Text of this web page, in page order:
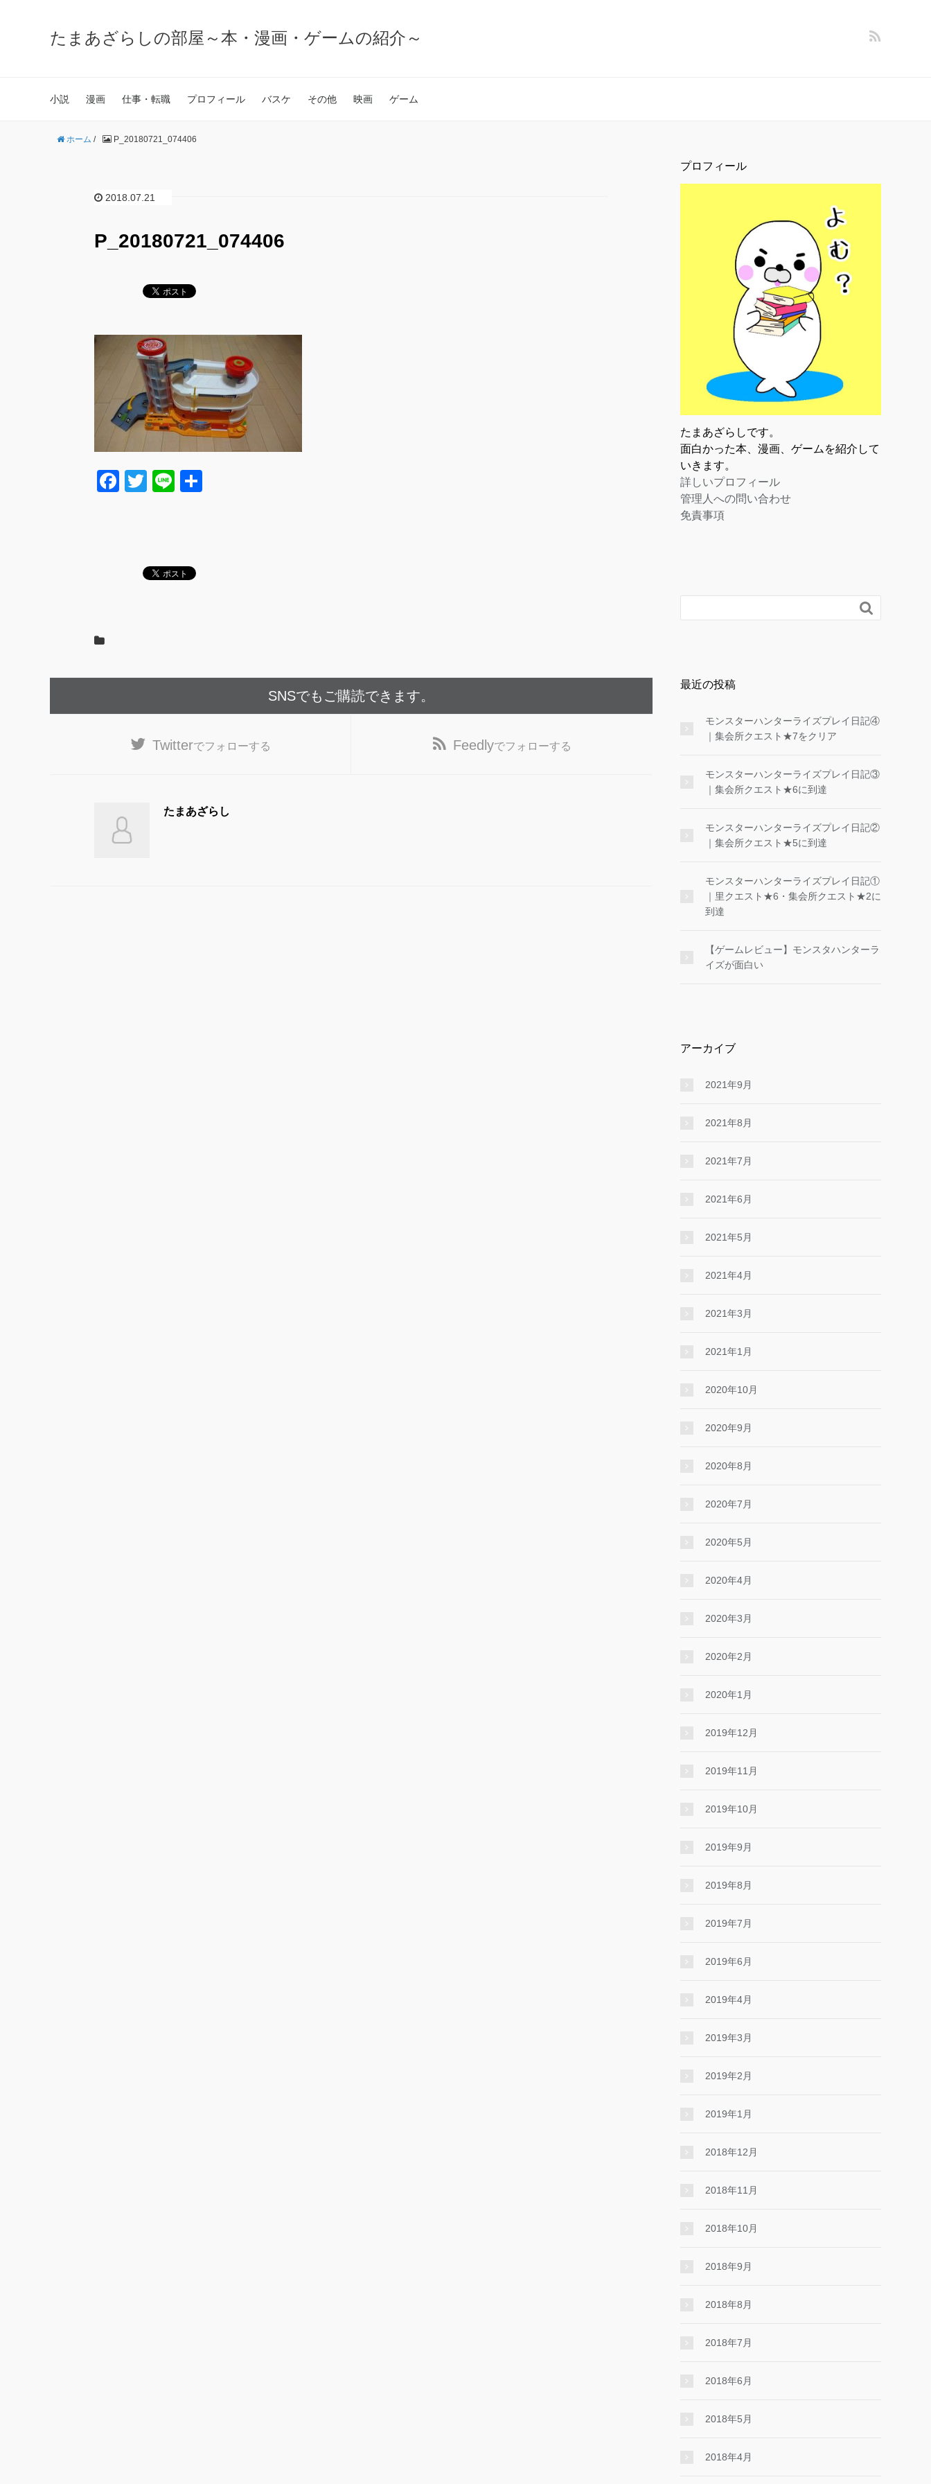
たまあざらしの部屋～本・漫画・ゲームの紹介～
小説 漫画 仕事・転職 プロフィール バスケ その他 映画 ゲーム
ホーム / P_20180721_074406
2018.07.21
P_20180721_074406
F
T
Li
SNSでもご購読できます。
Twitterでフォローする Feedlyでフォローする
たまあざらし
プロフィール
たまあざらしです。
面白かった本、漫画、ゲームを紹介して
いきます。
詳しいプロフィール
管理人への問い合わせ
免責事項

最近の投稿
モンスターハンターライズプレイ日記④
｜集会所クエスト★7をクリア
モンスターハンターライズプレイ日記③
｜集会所クエスト★6に到達
モンスターハンターライズプレイ日記②
｜集会所クエスト★5に到達
モンスターハンターライズプレイ日記①
｜里クエスト★6・集会所クエスト★2に
到達
【ゲームレビュー】モンスタハンターラ
イズが面白い
アーカイブ
2021年9月
2021年8月
2021年7月
2021年6月
2021年5月
2021年4月
2021年3月
2021年1月
2020年10月
2020年9月
2020年8月
2020年7月
2020年5月
2020年4月
2020年3月
2020年2月
2020年1月
2019年12月
2019年11月
2019年10月
2019年9月
2019年8月
2019年7月
2019年6月
2019年4月
2019年3月
2019年2月
2019年1月
2018年12月
2018年11月
2018年10月
2018年9月
2018年8月
2018年7月
2018年6月
2018年5月
2018年4月